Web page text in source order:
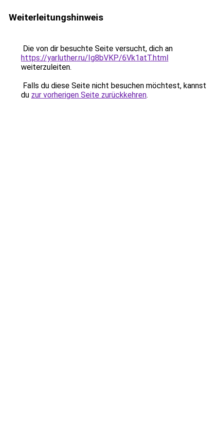
Weiterleitungshinweis
Die von dir besuchte Seite versucht, dich an
https://yarluther.ru/Ig8bVKP/6Vk1atT.html
weiterzuleiten.
Falls du diese Seite nicht besuchen möchtest, kannst
du zur vorherigen Seite zurückkehren.